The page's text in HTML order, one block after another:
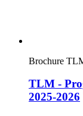
Brochure
TLM -
2025-2026